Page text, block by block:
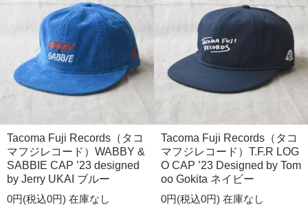
Tacoma Fuji Records（タコ
マフジレコード）WABBY &
SABBIE CAP ’23 designed
by Jerry UKAI ブルー
0円(税込0円) 在庫なし
Tacoma Fuji Records（タコ
マフジレコード）T.F.R LOG
O CAP ’23 Designed by Tom
oo Gokita ネイビー
0円(税込0円) 在庫なし